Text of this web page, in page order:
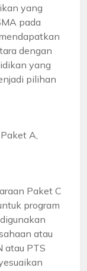
yang
pada
dengan
yang
pilihan
A,
Paket C
program
atau
atau PTS